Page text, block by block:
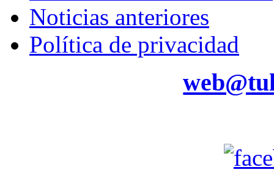
Noticias anteriores
Política de privacidad